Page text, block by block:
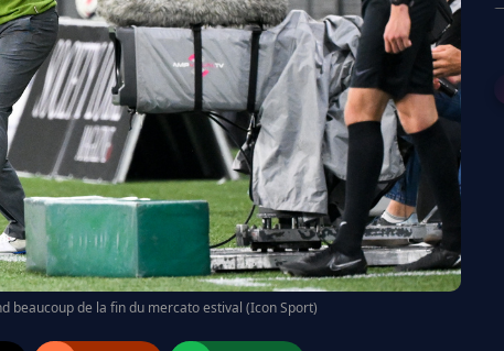
beaucoup de la fin du mercato estival (Icon Sport)